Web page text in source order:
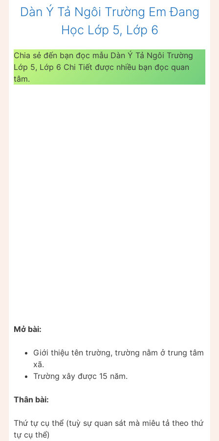
Dàn Ý Tả Ngôi Trường Em Đang
Học Lớp 5, Lớp 6
Chia sẻ đến bạn đọc mẫu Dàn Ý Tả Ngôi Trường
Lớp 5, Lớp 6 Chi Tiết được nhiều bạn đọc quan
tâm.
Mở bài:
Giới thiệu tên trường, trường nằm ở trung tâm
xã.
Trường xây được 15 năm.
Thân bài:
Thứ tự cụ thể (tuỳ sự quan sát mà miêu tả theo thứ
tự cụ thể)